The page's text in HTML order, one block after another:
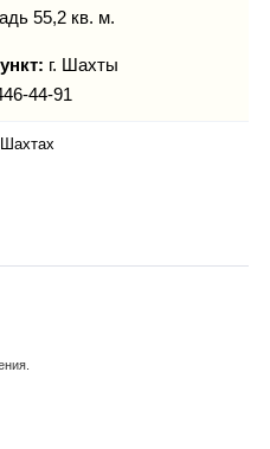
55,2 кв. м.
г. Шахты
44-91